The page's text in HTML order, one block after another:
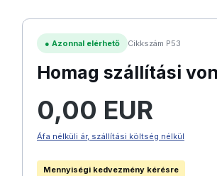
● Azonnal elérhető Cikkszám P53
Homag szállítási
0,00 EUR
Áfa nélküli ár, szállítási költség nélkül
Mennyiségi kedvezmény kérésre